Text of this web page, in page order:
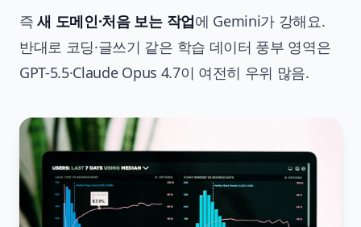
즉새 도메인·처음 보는 작업에 Gemini가 강해요.
반대로 코딩·글쓰기 같은 학습 데이터 풍부 영역은
GPT-5.5·Claude Opus 4.7이 여전히 우위 많음.